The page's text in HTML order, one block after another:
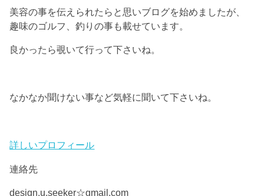
美容の事を伝えられたらと思いブログを始めましたが、
趣味のゴルフ、釣りの事も載せています。
良かったら覗いて行って下さいね。
なかなか聞けない事など気軽に聞いて下さいね。
詳しいプロフィール
連絡先
design.u.seeker☆gmail.com